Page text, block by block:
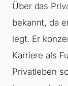
Über das
bekannt, da
legt. Er
Karriere als
Privatleben